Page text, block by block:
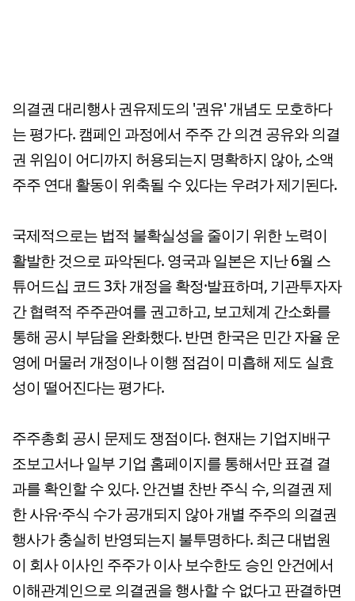
의결권 대리행사 권유제도의 '권유' 개념도 모호하다
는 평가다. 캠페인 과정에서 주주 간 의견 공유와 의결
권 위임이 어디까지 허용되는지 명확하지 않아, 소액
주주 연대 활동이 위축될 수 있다는 우려가 제기된다.
국제적으로는 법적 불확실성을 줄이기 위한 노력이
활발한 것으로 파악된다. 영국과 일본은 지난 6월 스
튜어드십 코드 3차 개정을 확정·발표하며, 기관투자자
간 협력적 주주관여를 권고하고, 보고체계 간소화를
통해 공시 부담을 완화했다. 반면 한국은 민간 자율 운
영에 머물러 개정이나 이행 점검이 미흡해 제도 실효
성이 떨어진다는 평가다.
주주총회 공시 문제도 쟁점이다. 현재는 기업지배구
조보고서나 일부 기업 홈페이지를 통해서만 표결 결
과를 확인할 수 있다. 안건별 찬반 주식 수, 의결권 제
한 사유·주식 수가 공개되지 않아 개별 주주의 의결권
행사가 충실히 반영되는지 불투명하다. 최근 대법원
이 회사 이사인 주주가 이사 보수한도 승인 안건에서
이해관계인으로 의결권을 행사할 수 없다고 판결하면